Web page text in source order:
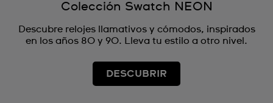
Colección Swatch NEON
Descubre relojes llamativos y cómodos, inspirados
en los años 80 y 90. Lleva tu estilo a otro nivel.
DESCUBRIR